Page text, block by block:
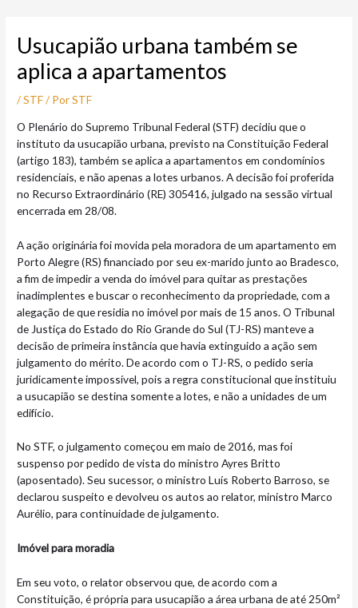
conteúdo
Usucapião urbana também se
aplica a apartamentos
/STF/ PorSTF
O Plenário do Supremo Tribunal Federal (STF) decidiu que o
instituto da usucapião urbana, previsto na Constituição Federal
(artigo 183), também se aplica a apartamentos em condomínios
residenciais, e não apenas a lotes urbanos. A decisão foi proferida
no Recurso Extraordinário (RE) 305416, julgado na sessão virtual
encerrada em 28/08.
A ação originária foi movida pela moradora de um apartamento em
Porto Alegre (RS) financiado por seu ex-marido junto ao Bradesco,
a fim de impedir a venda do imóvel para quitar as prestações
inadimplentes e buscar o reconhecimento da propriedade, com a
alegação de que residia no imóvel por mais de 15 anos. O Tribunal
de Justiça do Estado do Rio Grande do Sul (TJ-RS) manteve a
decisão de primeira instância que havia extinguido a ação sem
julgamento do mérito. De acordo com o TJ-RS, o pedido seria
juridicamente impossível, pois a regra constitucional que instituiu
a usucapião se destina somente a lotes, e não a unidades de um
edifício.
No STF, o julgamento começou em maio de 2016, mas foi
suspenso por pedido de vista do ministro Ayres Britto
(aposentado). Seu sucessor, o ministro Luís Roberto Barroso, se
declarou suspeito e devolveu os autos ao relator, ministro Marco
Aurélio, para continuidade de julgamento.
Imóvel para moradia
Em seu voto, o relator observou que, de acordo com a
Constituição, é própria para usucapião a área urbana de até 250m²